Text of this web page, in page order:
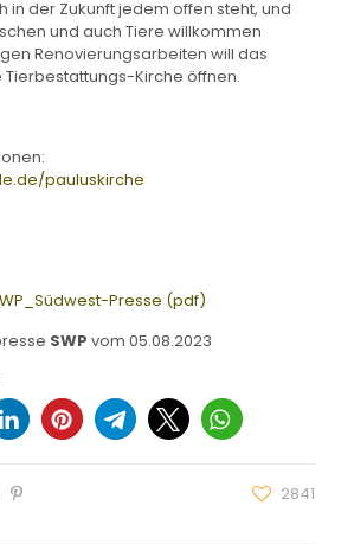
in der Zukunft jedem offen steht, und
und auch Tiere willkommen
Renovierungsarbeiten will das
Kirche öffnen.
pauluskirche
Presse (pdf)
SWP vom 05.08.2023
2841